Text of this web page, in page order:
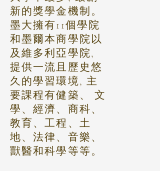
新的獎學金機制。
墨大擁有11個學院
和墨爾本商學院以
及維多利亞學院,
提供一流且歷史悠
久的學習環境, 主
要課程有健築、 文
學、經濟、商科、
教育、工程、土
地、法律、音樂、
獸醫和科學等等。